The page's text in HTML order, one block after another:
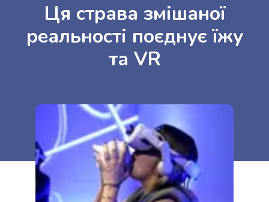
Ця страва змішаної
реальності поєднує їжу
та VR